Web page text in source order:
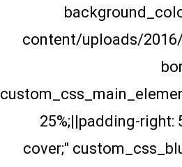
content/uploads/
25%;||padding-right:
cover;"